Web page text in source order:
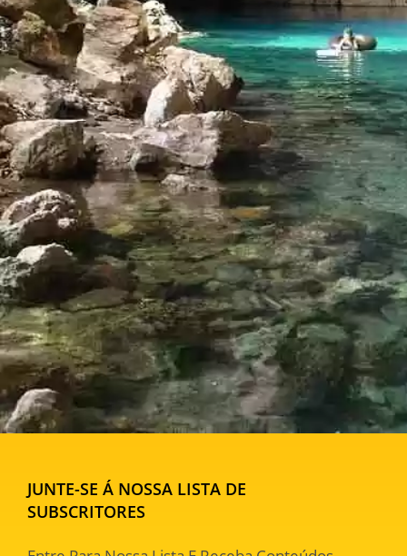
JUNTE-SE Á NOSSA LISTA DE
SUBSCRITORES